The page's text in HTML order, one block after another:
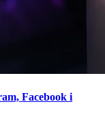
Facebook і